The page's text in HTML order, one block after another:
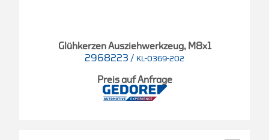
Glühkerzen Ausziehwerkzeug, M8x1
2968223 / KL-0369-202
Preis auf Anfrage